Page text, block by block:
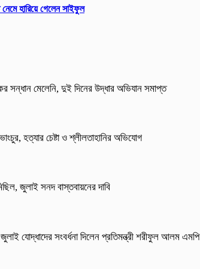
হারিয়ে গেলেন সাইফুল
সন্ধান মেলেনি, দুই দিনের উদ্ধার অভিযান সমাপ্ত
হত্যার চেষ্টা ও শ্লীলতাহানির অভিযোগ
জুলাই সনদ বাস্তবায়নের দাবি
যোদ্ধাদের সংবর্ধনা দিলেন প্রতিমন্ত্রী শরীফুল আলম এমপি